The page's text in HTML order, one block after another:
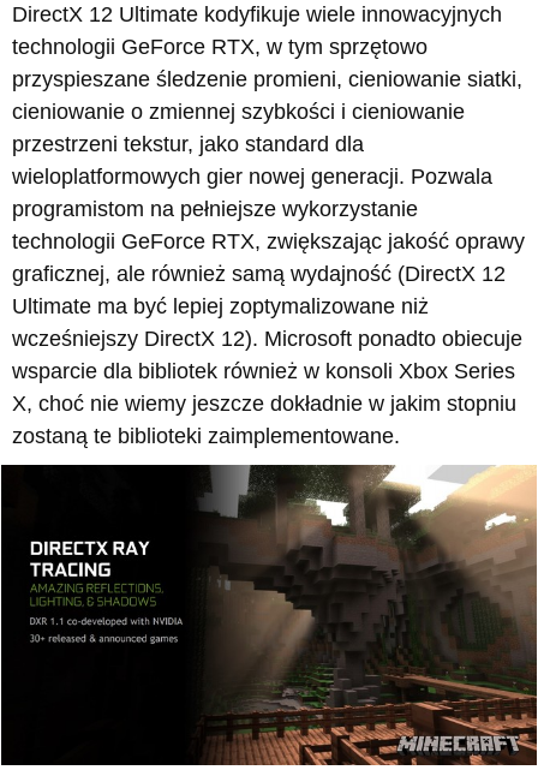
DirectX 12 Ultimate kodyfikuje wiele innowacyjnych
technologii GeForce RTX, w tym sprzętowo
przyspieszane śledzenie promieni, cieniowanie siatki,
cieniowanie o zmiennej szybkości i cieniowanie
przestrzeni tekstur, jako standard dla
wieloplatformowych gier nowej generacji. Pozwala
programistom na pełniejsze wykorzystanie
technologii GeForce RTX, zwiększając jakość oprawy
graficznej, ale również samą wydajność (DirectX 12
Ultimate ma być lepiej zoptymalizowane niż
wcześniejszy DirectX 12). Microsoft ponadto obiecuje
wsparcie dla bibliotek również w konsoli Xbox Series
X, choć nie wiemy jeszcze dokładnie w jakim stopniu
zostaną te biblioteki zaimplementowane.